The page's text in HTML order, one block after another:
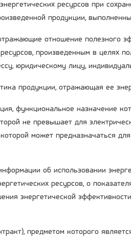
ресурсов при
продукции,
отношение полезного
произведенным в целях
юридическому лицу,
продукции, отражающая ее
функциональное назначение
не превышает для
может предназначаться
об использовании
ресурсов, о
энергетической
предметом которого